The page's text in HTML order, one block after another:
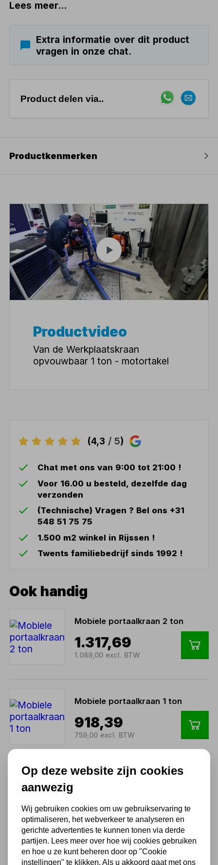
Lees meer...
Extra informatie over dit product
vragen in onze chat.
Product delen via..
Productkenmerken
Productvideo
Van de Werkplaatskraan
opvouwbaar 1 ton - motortakel
(4,3 / 5)
Chat met ons van 9:00 tot 21:00 !
Voor 16.00 u besteld, dezelfde dag
verzonden
(Technische) Vragen ? Bel ons +31
548 51 75 75
1.500 m2 winkel in Rijssen !
Twents familiebedrijf sinds 1992 !
Ook handig
Mobiele portaalkraan 2 ton
1.317,69
1.089,00 excl. BTW
Mobiele portaalkraan 1 ton
918,39
759,00 excl. BTW
Motortakel MW 2 ton
296,45
245,00 excl. BTW
Op deze website zijn cookies
aanwezig
Wij gebruiken cookies om uw gebruikservaring te
optimaliseren, het webverkeer te analyseren en
gerichte advertenties te kunnen tonen via derde
partijen. Lees meer over hoe wij cookies gebruiken
en hoe u ze kunt beheren door op "Cookie
instellingen" te klikken. Als u akkoord gaat met ons